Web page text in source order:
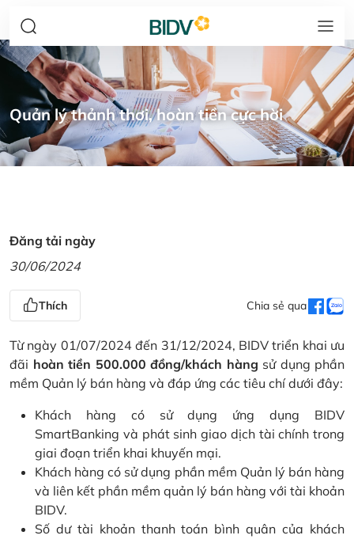
Quản lý thảnh thơi, hoàn tiền cực hời
Đăng tải ngày
30/06/2024
Thích Chia sẻ qua
Từ ngày 01/07/2024 đến 31/12/2024, BIDV triển khai ưu
đãi hoàn tiền 500.000 đồng/khách hàng sử dụng phần
mềm Quản lý bán hàng và đáp ứng các tiêu chí dưới đây:
Khách hàng có sử dụng ứng dụng BIDV
SmartBanking và phát sinh giao dịch tài chính trong
giai đoạn triển khai khuyến mại.
Khách hàng có sử dụng phần mềm Quản lý bán hàng
và liên kết phần mềm quản lý bán hàng với tài khoản
BIDV.
Số dư tài khoản thanh toán bình quân của khách